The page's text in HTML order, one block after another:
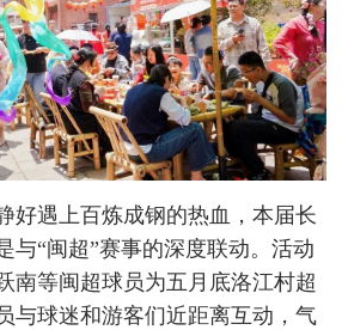
好遇上百炼成钢的热血，本届长
与“闽超”赛事的深度联动。活动
南等闽超球员为五月底洛江村超
与球迷和游客们近距离互动，气